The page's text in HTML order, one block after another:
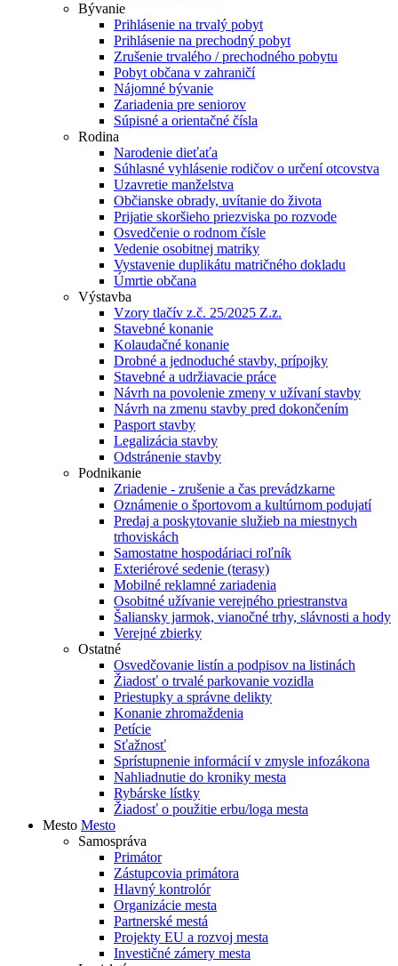
Bývanie
Prihlásenie na trvalý pobyt
Prihlásenie na prechodný pobyt
Zrušenie trvalého / prechodného pobytu
Pobyt občana v zahraničí
Nájomné bývanie
Zariadenia pre seniorov
Súpisné a orientačné čísla
Rodina
Narodenie dieťaťa
Súhlasné vyhlásenie rodičov o určení otcovstva
Uzavretie manželstva
Občianske obrady, uvítanie do života
Prijatie skoršieho priezviska po rozvode
Osvedčenie o rodnom čísle
Vedenie osobitnej matriky
Vystavenie duplikátu matričného dokladu
Úmrtie občana
Výstavba
Vzory tlačív z.č. 25/2025 Z.z.
Stavebné konanie
Kolaudačné konanie
Drobné a jednoduché stavby, prípojky
Stavebné a udržiavacie práce
Návrh na povolenie zmeny v užívaní stavby
Návrh na zmenu stavby pred dokončením
Pasport stavby
Legalizácia stavby
Odstránenie stavby
Podnikanie
Zriadenie - zrušenie a čas prevádzkarne
Oznámenie o športovom a kultúrnom podujatí
Predaj a poskytovanie služieb na miestnych
trhoviskách
Samostatne hospodáriaci roľník
Exteriérové sedenie (terasy)
Mobilné reklamné zariadenia
Osobitné užívanie verejného priestranstva
Šaliansky jarmok, vianočné trhy, slávnosti a hody
Verejné zbierky
Ostatné
Osvedčovanie listín a podpisov na listinách
Žiadosť o trvalé parkovanie vozidla
Priestupky a správne delikty
Konanie zhromaždenia
Petície
Sťažnosť
Sprístupnenie informácií v zmysle infozákona
Nahliadnutie do kroniky mesta
Rybárske lístky
Žiadosť o použitie erbu/loga mesta
Mesto Mesto
Samospráva
Primátor
Zástupcovia primátora
Hlavný kontrolór
Organizácie mesta
Partnerské mestá
Projekty EU a rozvoj mesta
Investičné zámery mesta